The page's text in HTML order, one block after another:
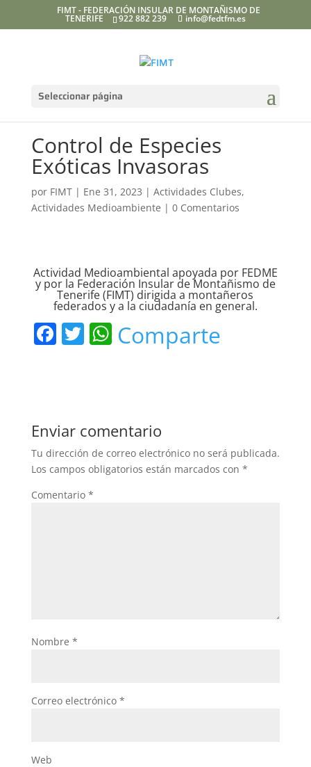
FIMT - FEDERACIÓN INSULAR DE MONTAÑISMO DE
TENERIFE 922 882 239 info@fedtfm.es
Seleccionar página
Control de Especies
Exóticas Invasoras
por FIMT| Ene 31, 2023 | Actividades Clubes,
Actividades Medioambiente | 0 Comentarios
Actividad Medioambiental apoyada por FEDME
y por la Federación Insular de Montañismo de
Tenerife (FIMT) dirigida a montañeros
federados y a la ciudadanía en general.
F
b
o
o
k
T W
A
p
p
Comparte
Enviar comentario
Tu dirección de correo electrónico no será publicada.
Los campos obligatorios están marcados con *
Comentario *
Nombre *
Correo electrónico *
Web